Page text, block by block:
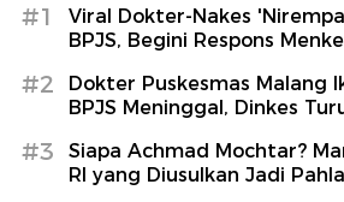
#1
Viral Dokter-Nakes
BPJS, Begini Respons
#2
Dokter Puskesmas Malang
BPJS Meninggal, Dinkes
#3
Siapa Achmad Mochtar?
RI yang Diusulkan Jadi